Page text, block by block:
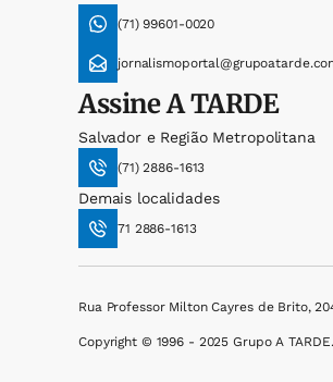
(71) 99601-0020
AssineA TARDE
Salvador e Região Metropolitana
(71) 2886-1613
Demais localidades
71 2886-1613
Rua Professor Milton Cayres de Brito,
Copyright © 1996 - 2025 Grupo A